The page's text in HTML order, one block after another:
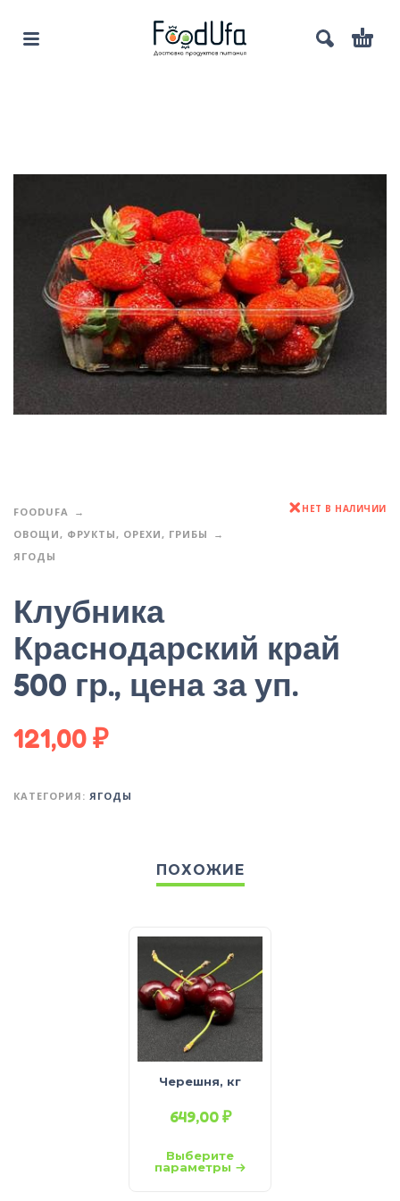
FOODUFA
ОВОЩИ, ФРУКТЫ, ОРЕХИ, ГРИБЫ
ЯГОДЫ
НЕТ В НАЛИЧИИ
Клубника
Краснодарский край
500 гр., цена за уп.
121,00₽
КАТЕГОРИЯ: ЯГОДЫ
ПОХОЖИЕ
Черешня, кг
649,00₽
Выберите
параметры